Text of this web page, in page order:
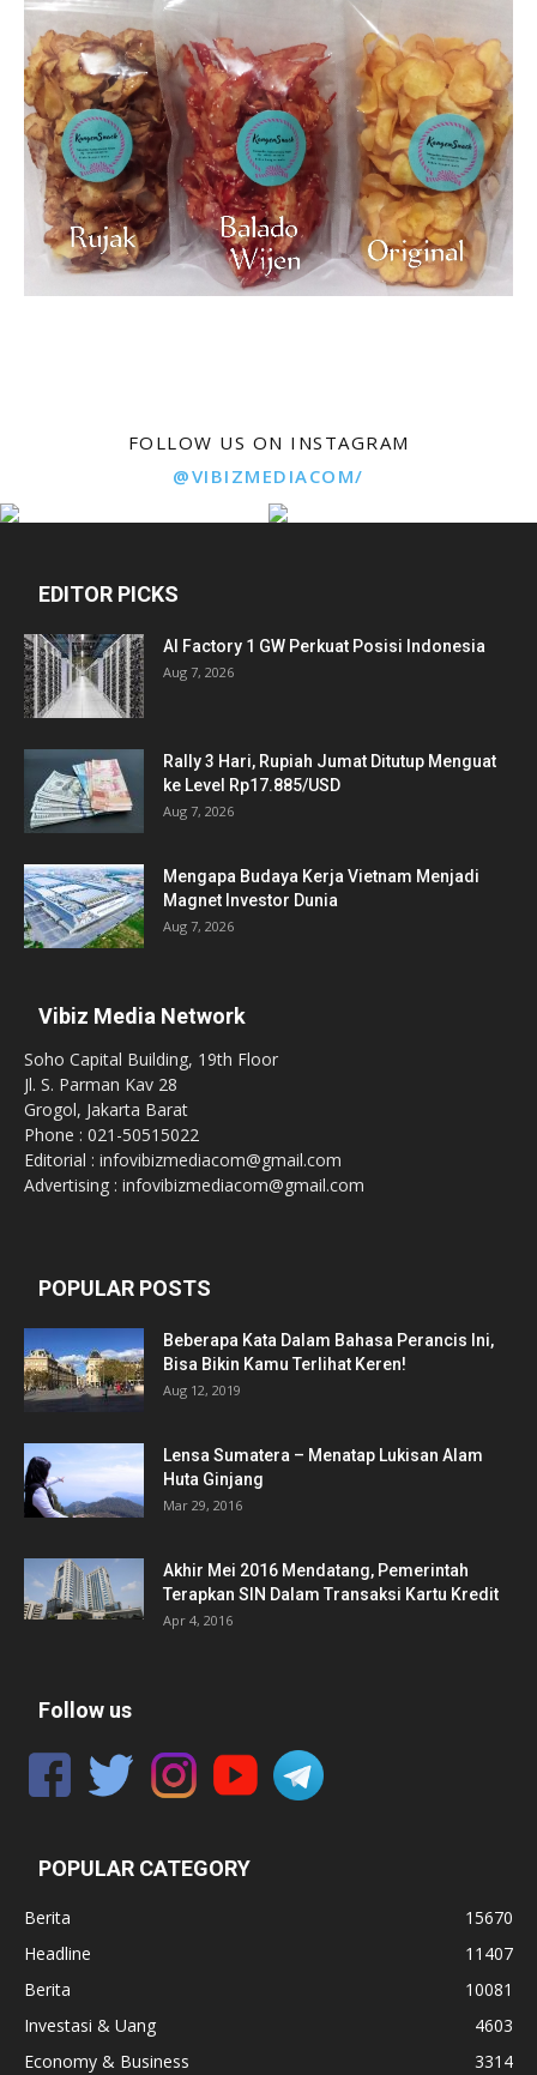
FOLLOW US ON INSTAGRAM
@VIBIZMEDIACOM/
EDITOR PICKS
AI Factory 1 GW Perkuat Posisi Indonesia
Aug 7, 2026
Rally 3 Hari, Rupiah Jumat Ditutup Menguat
ke Level Rp17.885/USD
Aug 7, 2026
Mengapa Budaya Kerja Vietnam Menjadi
Magnet Investor Dunia
Aug 7, 2026
Vibiz Media Network
Soho Capital Building, 19th Floor
Jl. S. Parman Kav 28
Grogol, Jakarta Barat
Phone : 021-50515022
Editorial : infovibizmediacom@gmail.com
Advertising : infovibizmediacom@gmail.com
POPULAR POSTS
Beberapa Kata Dalam Bahasa Perancis Ini,
Bisa Bikin Kamu Terlihat Keren!
Aug 12, 2019
Lensa Sumatera – Menatap Lukisan Alam
Huta Ginjang
Mar 29, 2016
Akhir Mei 2016 Mendatang, Pemerintah
Terapkan SIN Dalam Transaksi Kartu Kredit
Apr 4, 2016
Follow us
POPULAR CATEGORY
Berita
15670
Headline
11407
Berita
10081
Investasi & Uang
4603
Economy & Business
3314